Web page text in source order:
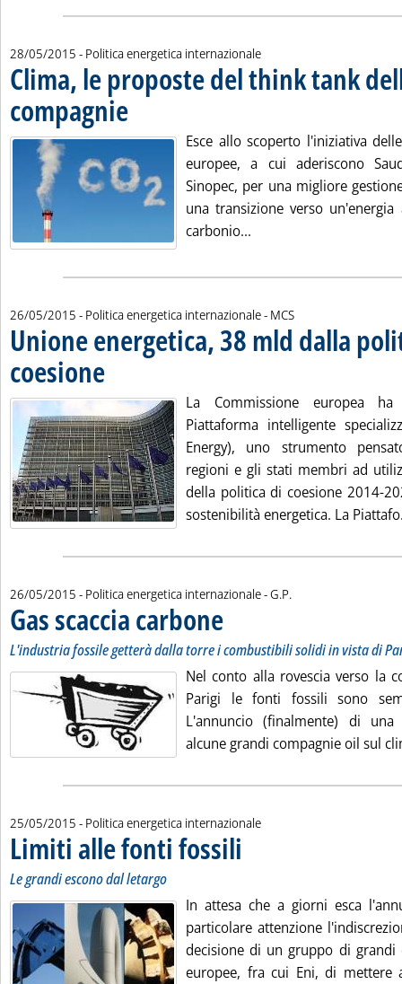
28/05/2015 - Politica energetica internazionale
Clima, le proposte del think tank
compagnie . Pubblicata giovedì 28 maggio 2015 alle 11.36.
Esce allo scoperto l'iniziativa
europee, a cui aderiscono
Sinopec, per una migliore
una transizione verso
carbonio...
26/05/2015 - Politica energetica internazionale - di:
MCS
Unione energetica, 38 mld dalla
coesione . Pubblicata martedì 26 maggio 2015 alle 16.52.
La Commissione europea
Piattaforma intelligente
Energy), uno strumento
regioni e gli stati membri ad
della politica di coesione 2014-
sostenibilità energetica. La
26/05/2015 - Politica energetica internazionale -di:
G.P.
Gas scaccia carbone
L'industria fossile getterà dalla torre i combustibili solidi in vista di
Nel conto alla rovescia verso la
Parigi le fonti fossili sono
L'annuncio (finalmente) di
alcune grandi compagnie oil sul
25/05/2015 - Politica energetica internazionale
Limiti alle fonti fossili
Le grandi escono dal letargo
In attesa che a giorni esca
particolare attenzione
decisione di un gruppo di grandi
europee, fra cui Eni, di mettere